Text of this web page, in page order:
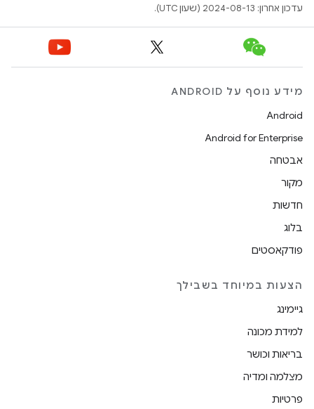
עדכון אחרון: 2024-08-13 (שעון UTC).
מידע נוסף על ANDROID
Android
Android for Enterprise
אבטחה
מקור
חדשות
בלוג
פודקאסטים
הצעות במיוחד בשבילך
גיימינג
למידת מכונה
בריאות וכושר
מצלמה ומדיה
פרטיות